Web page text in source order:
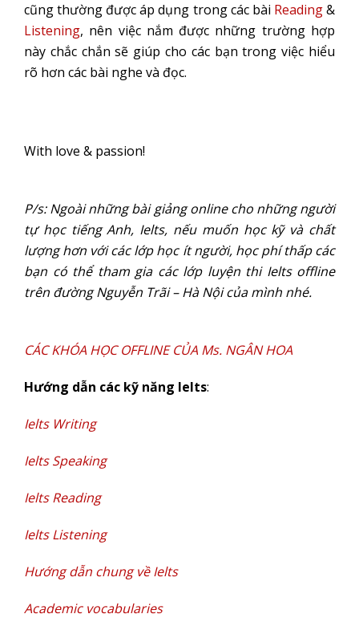
cũng thường được áp dụng trong các bài Reading&
Listening, nên việc nắm được những trường hợp
này chắc chắn sẽ giúp cho các bạn trong việc hiểu
rõ hơn các bài nghe và đọc.
With love & passion!
P/s: Ngoài những bài giảng online cho những người
tự học tiếng Anh, Ielts, nếu muốn học kỹ và chất
lượng hơn với các lớp học ít người, học phí thấp các
bạn có thể tham gia các lớp luyện thi Ielts offline
trên đường Nguyễn Trãi – Hà Nội của mình nhé.
CÁC KHÓA HỌC OFFLINE CỦA Ms. NGÂN HOA
Hướng dẫn các kỹ năng Ielts:
Ielts Writing
Ielts Speaking
Ielts Reading
Ielts Listening
Hướng dẫn chung về Ielts
Academic vocabularies